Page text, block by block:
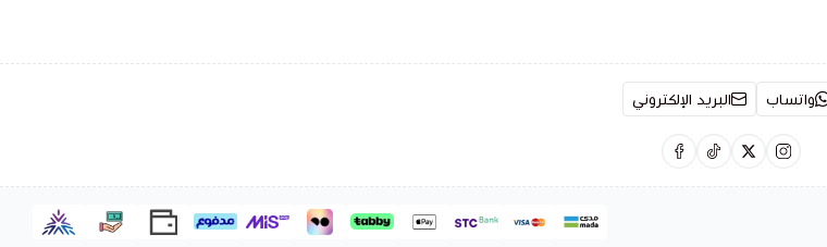
واتساب البريد الإلكتروني